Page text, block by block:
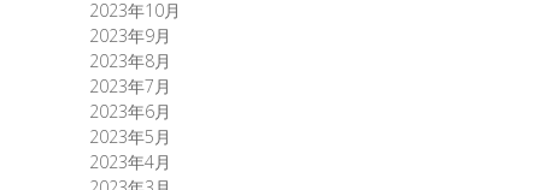
2023年10月
2023年9月
2023年8月
2023年7月
2023年6月
2023年5月
2023年4月